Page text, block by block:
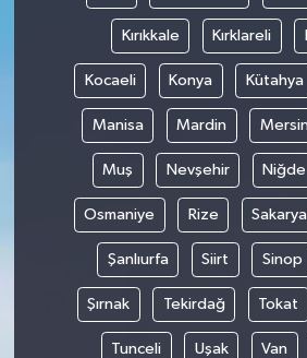
Kırıkkale Kırklareli
Kocaeli Konya Kütahya
Manisa Mardin
Muş Nevşehir Niğde
Osmaniye Rize Sakarya
Şanlıurfa Siirt Sinop
Şırnak Tekirdağ Tokat
Tunceli Uşak Van